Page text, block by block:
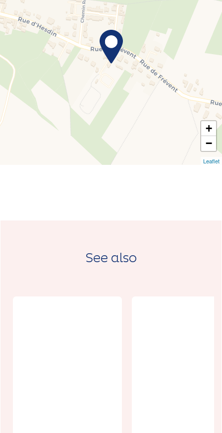
+
−
Leaflet
See also